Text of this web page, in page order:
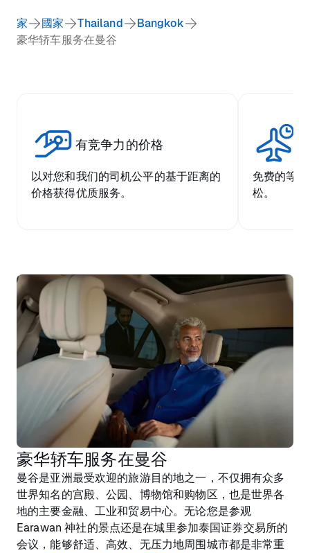
家 國家 Thailand
Bangkok
豪华轿车服务在曼谷
有竞争力的价格
以对您和我们的司机公平的基于距离的
价格获得优质服务。
免费的等
松。
豪华轿车服务在曼谷
曼谷是亚洲最受欢迎的旅游目的地之一，不仅拥有众多
世界知名的宫殿、公园、博物馆和购物区，也是世界各
地的主要金融、工业和贸易中心。无论您是参观
Earawan 神社的景点还是在城里参加泰国证券交易所的
会议，能够舒适、高效、无压力地周围城市都是非常重